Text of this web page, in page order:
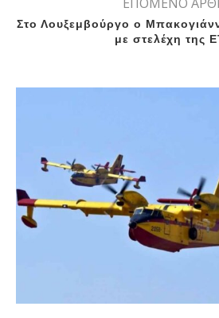
Στο Λουξεμβούργο ο
με στελέχη της